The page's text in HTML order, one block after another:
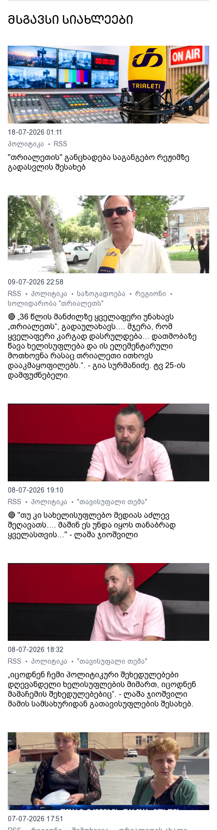
მსგავსი სიახლეები
18-07-2026 01:11
პოლიტიკა
• RSS
"თრიალეთის" განცხადება საგანგებო რეჟიმზე
გადასვლის შესახებ
09-07-2026 22:58
RSS
• პოლიტიკა • საზოგადოება • რეგიონი •
სოლიდარობა "თრიალეთს"
🔴 „36 წლის მანძილზე ყველაფერი უნახავს
„თრიალეთს“, გადაულახავს.... მჯერა, რომ
ყველაფერი კარგად დასრულდება... დათმობაზე
წავა ხელისუფლება და ის ელემენტარული
მოთხოვნა რასაც თრიალეთი ითხოვს
დააკმაყოფილებს.“. - გია სურმანიძე. ტვ 25-ის
დამფუძნებელი.
08-07-2026 19:10
RSS
• პოლიტიკა • "თავისუფალი თემა"
🔴 "თუ კი სახელისუფლებო მედიას აძლევ
შეღავათს.... მაშინ ეს უნდა იყოს თანაბრად
ყველასთვის..." - ლაშა ჯიოშვილი
08-07-2026 18:32
RSS
• პოლიტიკა • "თავისუფალი თემა"
„იცოდნენ ჩემი პოლიტიკური შეხედულებები
დღევანდელი ხელისუფლების მიმართ, იცოდნენ
მამაჩემის შეხედულებებიც“. - ლაშა ჯიოშვილი
მამის სამსახურიდან გათავისუფლების შესახებ.
07-07-2026 17:51